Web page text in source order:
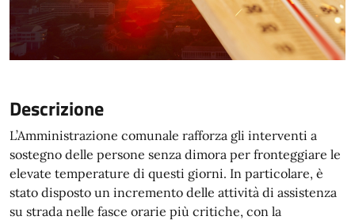
Descrizione
L’Amministrazione comunale rafforza gli interventi a
sostegno delle persone senza dimora per fronteggiare le
elevate temperature di questi giorni. In particolare, è
stato disposto un incremento delle attività di assistenza
su strada nelle fasce orarie più critiche, con la